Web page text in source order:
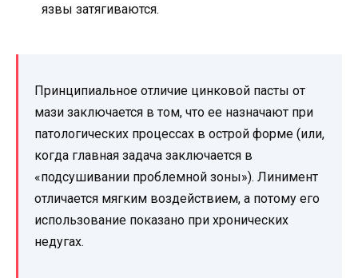
язвы затягиваются.
Принципиальное отличие цинковой пасты от
мази заключается в том, что ее назначают при
патологических процессах в острой форме (или,
когда главная задача заключается в
«подсушивании проблемной зоны»). Линимент
отличается мягким воздействием, а потому его
использование показано при хронических
недугах.